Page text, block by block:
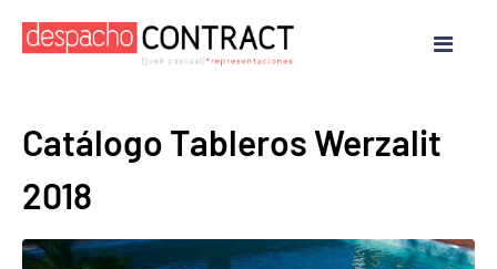
Catálogo Tableros Werzalit
2018